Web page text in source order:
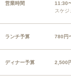
営業時間
11:30
スケ
ランチ予算 780円
ディナー予算 2,500